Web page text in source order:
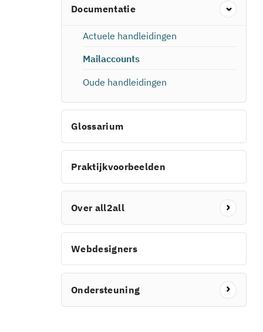
Documentatie
Actuele handleidingen
Mailaccounts
Oude handleidingen
Glossarium
Praktijkvoorbeelden
Over all2all
Webdesigners
Ondersteuning